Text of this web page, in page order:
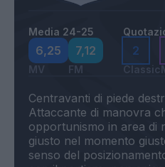
Media 24-25
6,25
MV
7,12
FM
2
Classic
Centravanti di piede
Attaccante di manovra
opportunismo in area di
giusto nel momento
senso del